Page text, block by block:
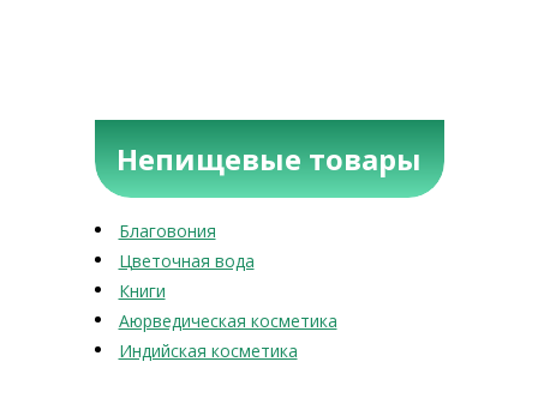
Непищевые товары
Благовония
Цветочная вода
Книги
Аюрведическая косметика
Индийская косметика